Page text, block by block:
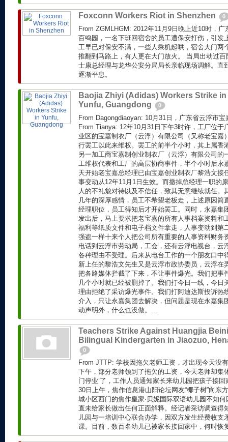
Foxconn Workers Riot in Shenzhen 0
From ZGMLHGM: 2012年11月9日晚上近10时，
百鸣园，一名下班回宿舍的员工遭保安打伤，引发
工早已对保安不满，一些人乘机起哄，宿舍大门两
推翻到马路上，有人更在大门放火。 当局出动过
士康总经理与龙华公安分局局长亲临现场调解。直
逐渐平息。
Baojia Zhiyi (Adidas) Workers Strike in
Yunfu, Guangdong
0
From Dagongdiaoyan: 10月31日，广东省云浮市
From Tianya: 12年10月31日下午3时许，工厂位于
业区的宝嘉制衣厂（云浮）有限公司（又称老宝嘉
行罢工以此来维权。罢工的前半个小时，其上属香
另一加工商宝嘉制创业制衣厂（云浮）有限公司的
工维权代表和工厂的高层协商事件，半个小时后永
天开始老宝嘉总经理已由宝嘉创业制衣厂黎浩文接
事变动从12年11月1日生效。而撤掉总经理一职的
人的不礼貌对待以及不信任，致其无意继续就任。
几年的深厚感情，员工不希望老板走，上述原因简
经理职位，员工得知后才开始罢工。同时，永嘉集
发出后，马上要求把老宝嘉的所有人事档案资料和
福利等纸质文件和电子档文件拿走，人事变动到第
强盗一样十来个人把公司所有重要的人事资料财务
电话到云浮市劳动局，工会，还有云浮电视台，云
各种理由不受理。后来从电台工作的一个朋友口中
新上任的黎浩文先生又是云浮市政协委员，云浮在
把各路媒体拦截了下来，不让事件爆光。我们把事
几个小时就已经被删掉了。我们打今日一线，今日
理由拒绝了采访爆光事件。我们打阿迪达斯投诉热
介入，只让永嘉集团去解决，但问题是现在永嘉集
动声明外，什么也没做。...
Teachers Strike Against Huangjia Beini
Bilingual Kindergarten in Jiaozuo,
0
From JTTP: 学校因拖欠老师工资，才出现今天没
下午，部分老师领到了拖欠的工资，今天老师却集
门停业’了，工作人员通知家长来幼儿园把孩子接
30日上午，焦作信息港山阳论坛网友“椰子树”向东
城小区西门的焦作皇家·贝妮国际双语幼儿园不知何
直未给家长做出任何正面解释。经记者采访调查得
儿园与一培训中心联合办学，因双方发生经费收支
课。目前，数百名幼儿已被家长接回家中，何时恢